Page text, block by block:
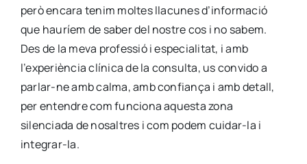
però encara tenim moltes llacunes d’informació
que hauríem de saber del nostre cos i no sabem.
Des de la meva professió i especialitat, i amb
l’experiència clínica de la consulta, us convido a
parlar-ne amb calma, amb confiança i amb detall,
per entendre com funciona aquesta zona
silenciada de nosaltres i com podem cuidar-la i
integrar-la.